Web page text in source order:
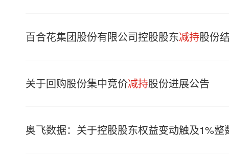
百合花集团股份有限公司控股股东减持股份
关于回购股份集中竞价减持股份进展公告
奥飞数据：关于控股股东权益变动触及1%整